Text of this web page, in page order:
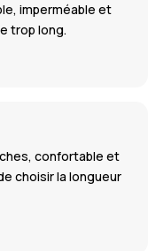
imperméable et
trop long.
confortable et
choisir la longueur